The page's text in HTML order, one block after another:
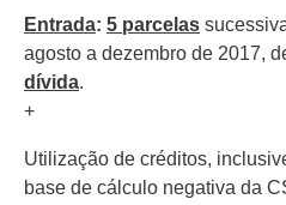
Entrada: 5 parcelas
agosto a dezembro de 2017,
dívida.
+
Utilização de créditos,
base de cálculo negativa da